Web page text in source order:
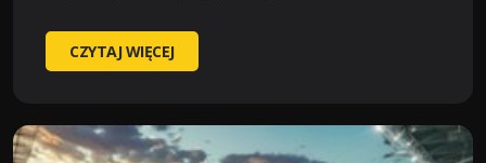
FC
MIDTJYLLAND-
(
2025-
CZYTAJ WIĘCEJ